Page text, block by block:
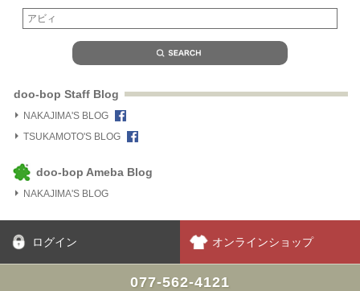
doo-bop Staff Blog
NAKAJIMA'S BLOG
TSUKAMOTO'S BLOG
doo-bop Ameba Blog
NAKAJIMA'S BLOG
ログイン オンラインショップ
077-562-4121